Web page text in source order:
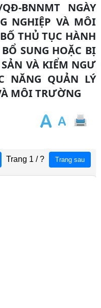
NGHIỆP VÀ MÔI
THỦ TỤC HÀNH
SUNG HOẶC BỊ
VÀ KIỂM NGƯ
NĂNG QUẢN LÝ
MÔI TRƯỜNG